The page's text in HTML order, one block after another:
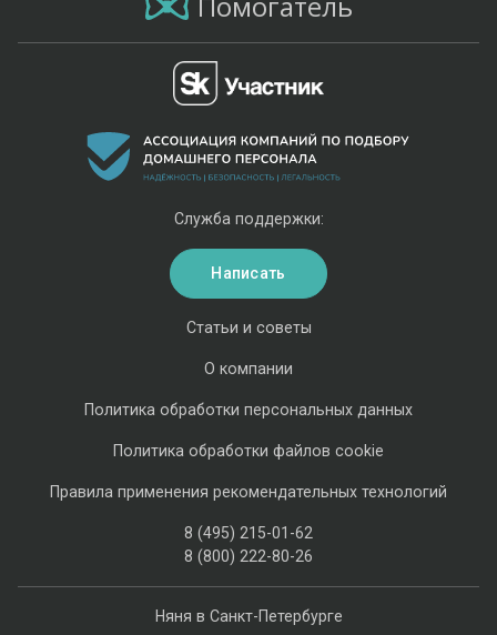
Няня в Санкт-Петербурге
Статьи и советы
О компании
Политика обработки персональных данных
Политика обработки файлов cookie
Правила применения рекомендательных технологий
8 (495) 215-01-62
8 (800) 222-80-26
Служба поддержки:
Написать